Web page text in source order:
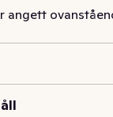
angett